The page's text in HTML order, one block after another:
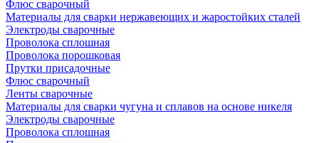
Флюс сварочный
Материалы для сварки нержавеющих и жаростойких сталей
Электроды сварочные
Проволока сплошная
Проволока порошковая
Прутки присадочные
Флюс сварочный
Ленты сварочные
Материалы для сварки чугуна и сплавов на основе никеля
Электроды сварочные
Проволока сплошная